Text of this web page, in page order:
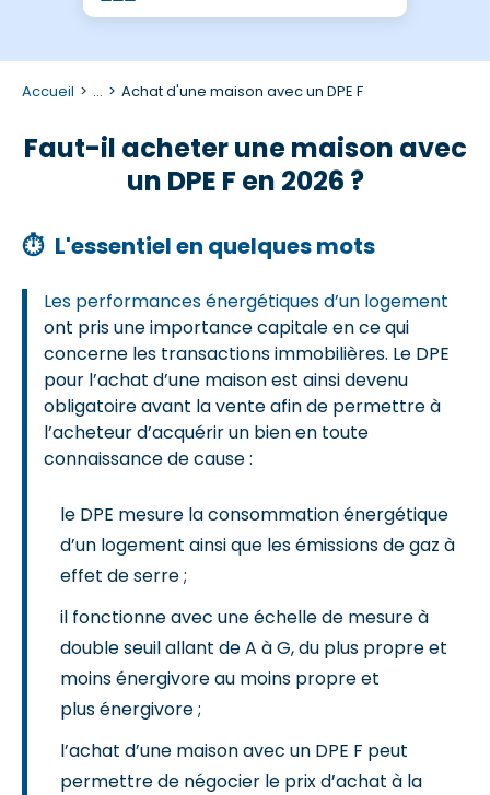
Accueil ... Achat d'une maison avec un DPE F
Faut-il acheter une maison avec
un DPE F en 2026 ?
⏱ L'essentiel en quelques mots
Les performances énergétiques d’un logement
ont pris une importance capitale en ce qui
concerne les transactions immobilières. Le DPE
pour l’achat d’une maison est ainsi devenu
obligatoire avant la vente afin de permettre à
l’acheteur d’acquérir un bien en toute
connaissance de cause :
le DPE mesure la consommation énergétique
d’un logement ainsi que les émissions de gaz à
effet de serre ;
il fonctionne avec une échelle de mesure à
double seuil allant de A à G, du plus propre et
moins énergivore au moins propre et
plus énergivore ;
l’achat d’une maison avec un DPE F peut
permettre de négocier le prix d’achat à la